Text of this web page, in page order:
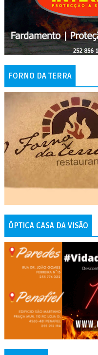
FORNO DA TERRA
ÓPTICA CASA DA VISÃO